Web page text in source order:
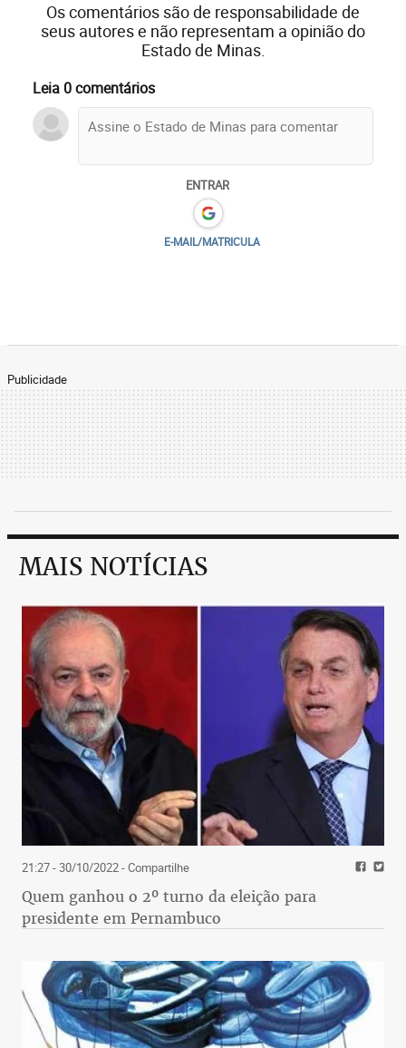
Os comentários são de responsabilidade de
seus autores e não representam a opinião do
Estado de Minas.
Leia 0 comentários
ENTRAR
E-MAIL/MATRICULA
Publicidade
MAIS NOTÍCIAS
21:27 - 30/10/2022- Compartilhe
Quem ganhou o 2º turno da eleição para
presidente em Pernambuco